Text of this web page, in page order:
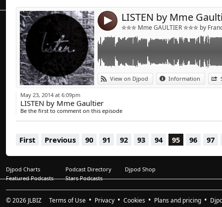
4 LISTEN by Mme
✮✮✮ Mme GAULTIER ✮✮✮ by
View on Djpod Information
3/ SHIBA SAN « Okay »
4/ CATZ N DOGZ « Booty Come First »
5/ TUCILLO « Witness »
6/ PHILIP BADER « The Vibe »
7/ GAGA « Savage »
9/ NIC FANCIULLI « Wild » (Lauren Lane
10/ HENRIK
1)
11/ SHOXY & ALEXANDAR « Ivkovic Seattle »
13/ ADEMAH « Bitch » (Novakk remix)
14/ GREEN MONKEYS « Good Bye »
May 23, 2014 at 6:09pm
LISTEN by Mme Gaultier
Be the first to comment on this episode
First Previous 90 91 92 93 94 95 96 97
Djpod Charts Podcast Directory
Djpod Shop
Featured Podcasts
Stars Podcasts
© 2026 JLBIZ Terms of Use Privacy Cookies Plans and pricing